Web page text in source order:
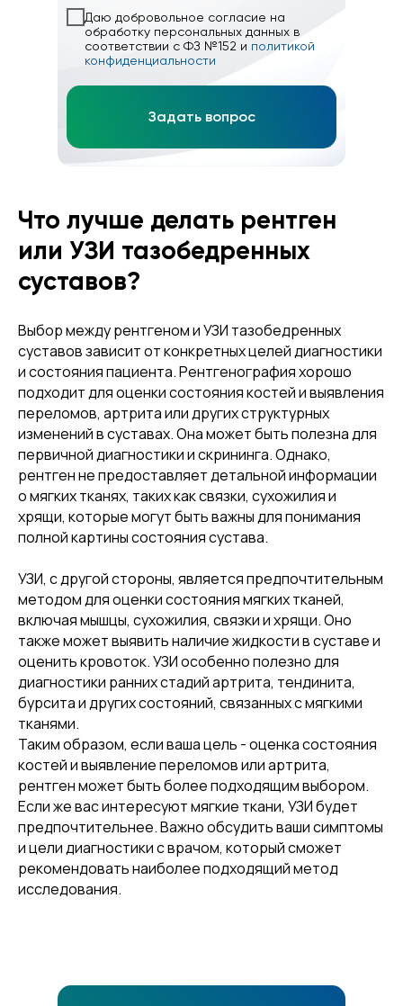
Даю добровольное согласие на
обработку персональных данных в
соответствии с ФЗ №152 и политикой
конфиденциальности
Задать вопрос
Что лучше делать рентген
или УЗИ тазобедренных
суставов?
Выбор между рентгеном и УЗИ тазобедренных
суставов зависит от конкретных целей диагностики
и состояния пациента. Рентгенография хорошо
подходит для оценки состояния костей и выявления
переломов, артрита или других структурных
изменений в суставах. Она может быть полезна для
первичной диагностики и скрининга. Однако,
рентген не предоставляет детальной информации
о мягких тканях, таких как связки, сухожилия и
хрящи, которые могут быть важны для понимания
полной картины состояния сустава.
УЗИ, с другой стороны, является предпочтительным
методом для оценки состояния мягких тканей,
включая мышцы, сухожилия, связки и хрящи. Оно
также может выявить наличие жидкости в суставе и
оценить кровоток. УЗИ особенно полезно для
диагностики ранних стадий артрита, тендинита,
бурсита и других состояний, связанных с мягкими
тканями.
Таким образом, если ваша цель - оценка состояния
костей и выявление переломов или артрита,
рентген может быть более подходящим выбором.
Если же вас интересуют мягкие ткани, УЗИ будет
предпочтительнее. Важно обсудить ваши симптомы
и цели диагностики с врачом, который сможет
рекомендовать наиболее подходящий метод
исследования.